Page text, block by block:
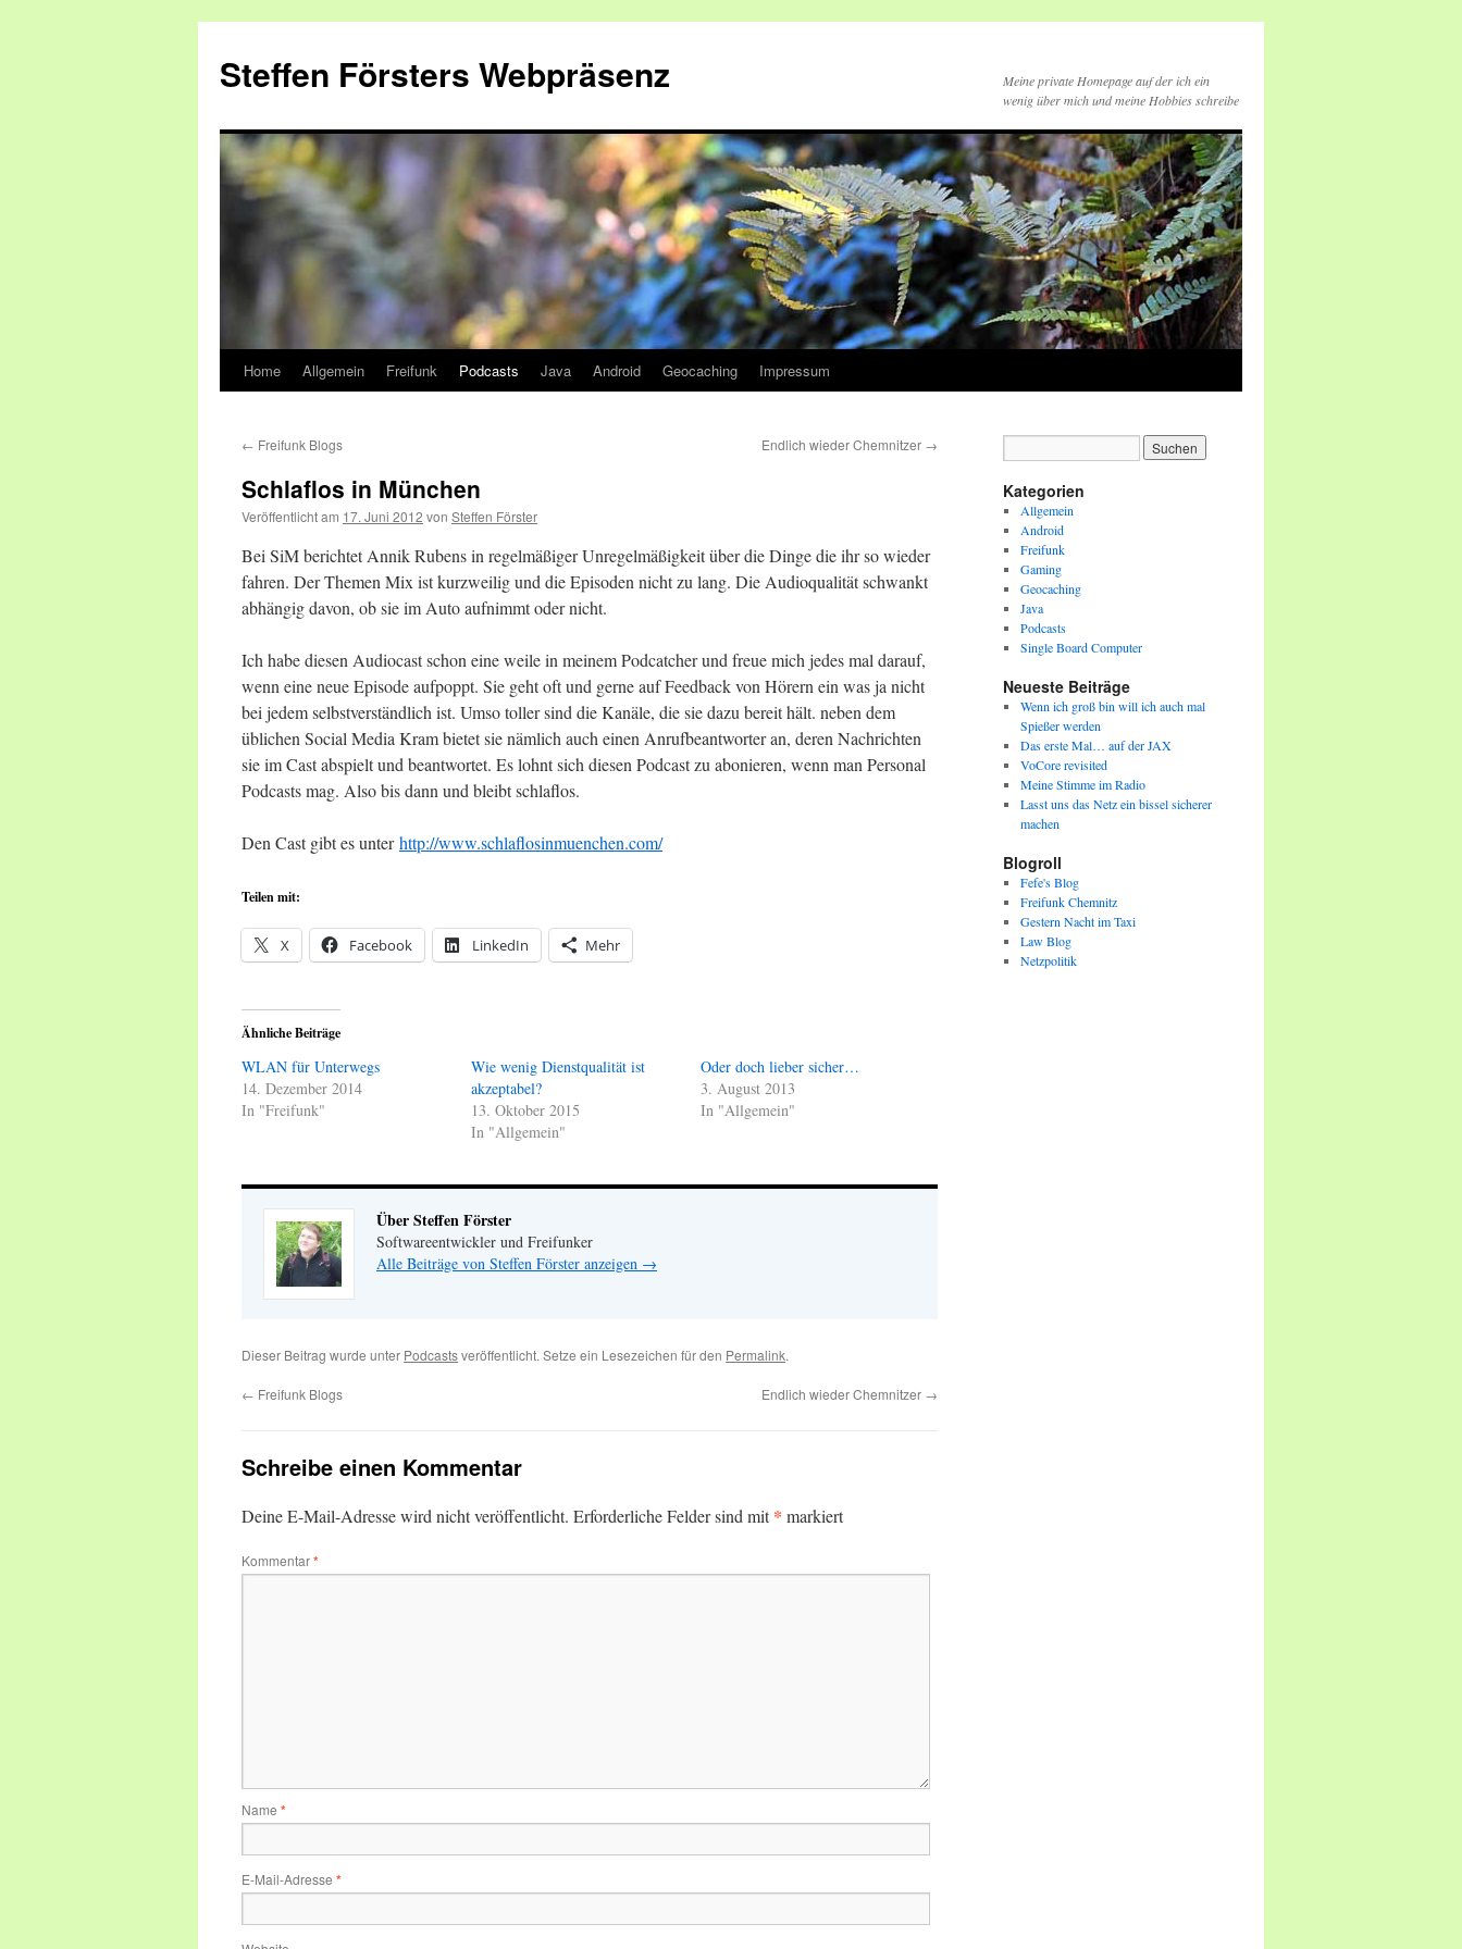
springen
Steffen Försters Webpräsenz
Meine private Homepage auf der ich ein
wenig über mich und meine Hobbies schreibe
Home Allgemein Freifunk Podcasts Java Android Geocaching Impressum
← Freifunk Blogs Endlich wieder Chemnitzer →
Schlaflos in München
Veröffentlicht am 17. Juni 2012 von Steffen Förster
Bei SiM berichtet Annik Rubens in regelmäßiger Unregelmäßigkeit über die Dinge die ihr so wieder
fahren. Der Themen Mix ist kurzweilig und die Episoden nicht zu lang. Die Audioqualität schwankt
abhängig davon, ob sie im Auto aufnimmt oder nicht.
Ich habe diesen Audiocast schon eine weile in meinem Podcatcher und freue mich jedes mal darauf,
wenn eine neue Episode aufpoppt. Sie geht oft und gerne auf Feedback von Hörern ein was ja nicht
bei jedem selbstverständlich ist. Umso toller sind die Kanäle, die sie dazu bereit hält. neben dem
üblichen Social Media Kram bietet sie nämlich auch einen Anrufbeantworter an, deren Nachrichten
sie im Cast abspielt und beantwortet. Es lohnt sich diesen Podcast zu abonieren, wenn man Personal
Podcasts mag. Also bis dann und bleibt schlaflos.
Den Cast gibt es unterhttp://www.schlaflosinmuenchen.com/
Teilen mit:
X Facebook LinkedIn Mehr
Ähnliche Beiträge
WLAN für Unterwegs
14. Dezember 2014
In "Freifunk"
Wie wenig Dienstqualität ist
akzeptabel?
13. Oktober 2015
In "Allgemein"
Oder doch lieber sicher…
3. August 2013
In "Allgemein"
Über Steffen Förster
Softwareentwickler und Freifunker
Alle Beiträge von Steffen Förster anzeigen →
Dieser Beitrag wurde unter Podcastsveröffentlicht. Setze ein Lesezeichen für den Permalink.
← Freifunk Blogs Endlich wieder Chemnitzer →
Schreibe einen Kommentar
Deine E-Mail-Adresse wird nicht veröffentlicht. Erforderliche Felder sind mit* markiert
Kommentar*
Name *
E-Mail-Adresse *
Kategorien
Allgemein
Android
Freifunk
Gaming
Geocaching
Java
Podcasts
Single Board Computer
Neueste Beiträge
Wenn ich groß bin will ich auch mal
Spießer werden
Das erste Mal… auf der JAX
VoCore revisited
Meine Stimme im Radio
Lasst uns das Netz ein bissel sicherer
machen
Blogroll
Fefe's Blog
Freifunk Chemnitz
Gestern Nacht im Taxi
Law Blog
Netzpolitik